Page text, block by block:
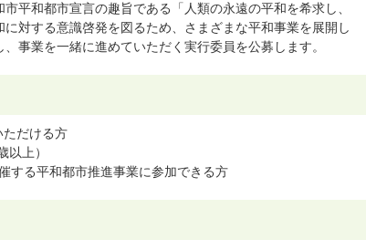
平和都市宣言の趣旨である「人類の永遠の平和を希求し、
対する意識啓発を図るため、さまざまな平和事業を展開し
事業を一緒に進めていただく実行委員を公募します。
ただける方
上）
する平和都市推進事業に参加できる方